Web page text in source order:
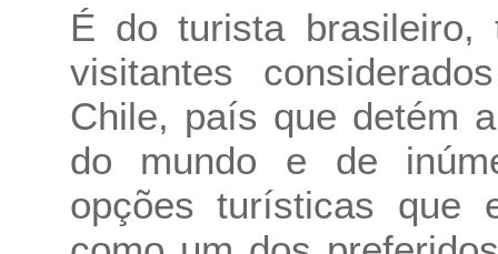
É do turista brasileiro,
visitantes
Chile, país que detém
do mundo e de
opções turísticas que